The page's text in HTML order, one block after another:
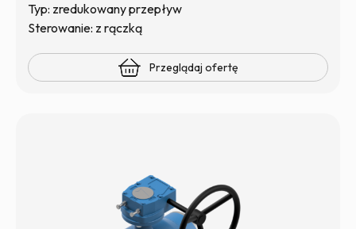
Typ: zredukowany przepływ
Sterowanie: z rączką
Przeglądaj ofertę